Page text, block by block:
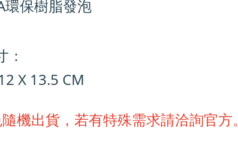
環保樹脂發泡
X 13.5 CM
機出貨，若有特殊需求請洽詢官方。